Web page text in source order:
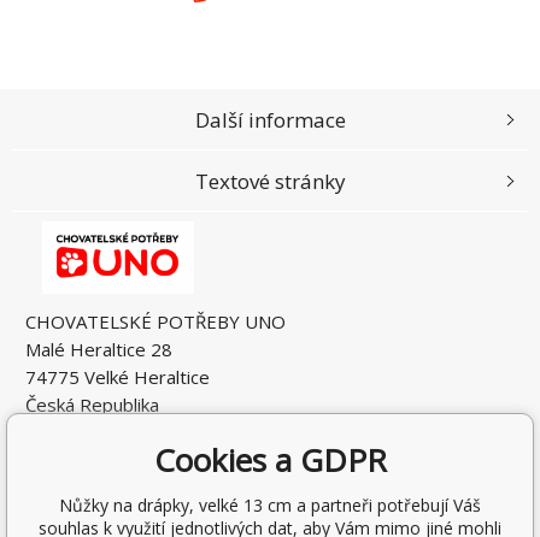
CHOVATELSKÉ POTŘEBY UNO
Malé Heraltice 28
74775 Velké Heraltice
Česká Republika
DIČ: CZ7405265549
Další informace
Textové stránky
Cookies a GDPR
Nůžky na drápky, velké 13 cm a partneři potřebují Váš
souhlas k využití jednotlivých dat, aby Vám mimo jiné mohli